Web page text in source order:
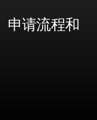
申请流程和